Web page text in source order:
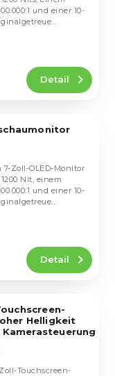
Detail
und einer 10-
Detail
7-Zoll-OLED-Monitor
Nit, einem
und einer 10-
Helligkeit
Touchscreen-